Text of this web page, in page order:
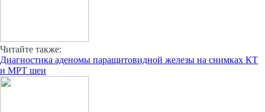
Читайте также:
Диагностика аденомы паращитовидной железы на снимках КТ
и МРТ шеи